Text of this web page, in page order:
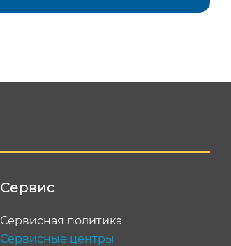
Сервис
Сервисная политика
Сервисные центры